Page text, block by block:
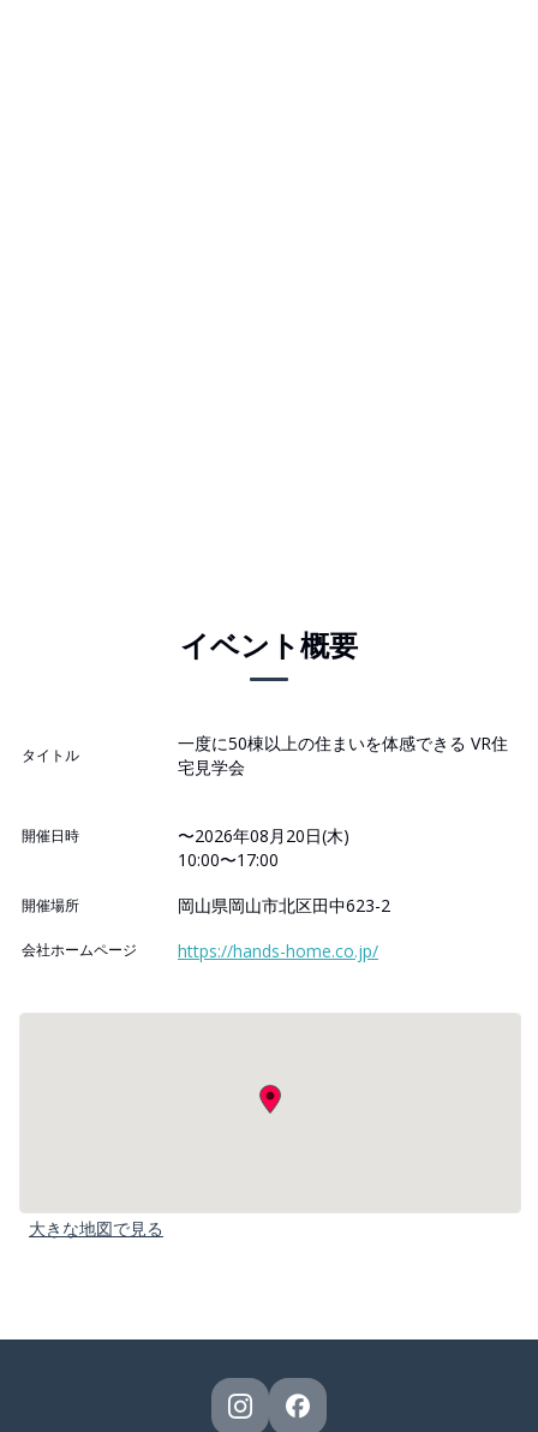
イベント概要
タイトル
一度に50棟以上の住まいを体感できる VR住
宅見学会
開催日時
〜2026年08月20日(木)
10:00〜17:00
開催場所 岡山県岡山市北区田中623-2
会社ホームページ https://hands-home.co.jp/
大きな地図で見る